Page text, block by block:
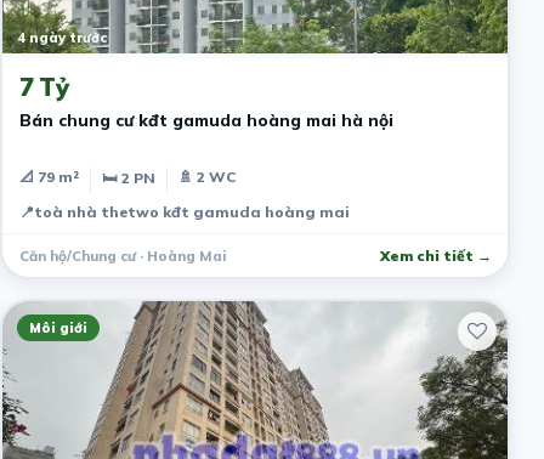
4 ngày trước
7 Tỷ
Bán chung cư kđt gamuda hoàng mai hà nội
📐 79 m² 🛏 2 PN
🚿 2 WC
📍toà nhà thetwo kđt gamuda hoàng mai
Căn hộ/Chung cư · Hoàng Mai Xem chi tiết →
Môi giới